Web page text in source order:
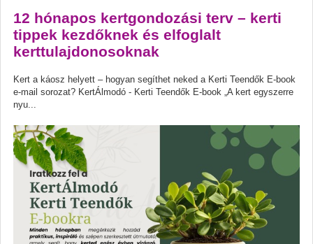
12 hónapos kertgondozási terv – kerti
tippek kezdőknek és elfoglalt
kerttulajdonosoknak
Kert a káosz helyett – hogyan segíthet neked a Kerti Teendők E-book
e-mail sorozat? KertÁlmodó - Kerti Teendők E-book „A kert egyszerre
nyu...